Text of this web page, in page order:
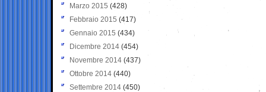
Marzo 2015 (428)
Febbraio 2015 (417)
Gennaio 2015 (434)
Dicembre 2014 (454)
Novembre 2014 (437)
Ottobre 2014 (440)
Settembre 2014 (450)